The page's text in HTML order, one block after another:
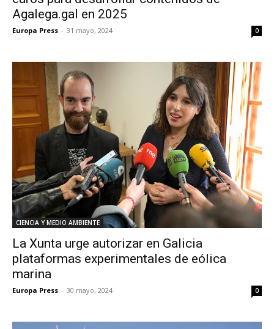
Agalega.gal en 2025
Europa Press - 31 mayo, 2024 0
CIENCIA Y MEDIO AMBIENTE
La Xunta urge autorizar en Galicia
plataformas experimentales de eólica
marina
Europa Press - 30 mayo, 2024 0